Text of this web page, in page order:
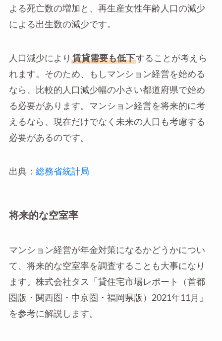
よる死亡数の増加と、再生産女性年齢人口の減少
による出生数の減少です。
人口減少により 賃貸需要も低下することが考えら
れます。そのため、もしマンション経営を始める
なら、比較的人口減少幅の小さい都道府県で始め
る必要があります。マンション経営を将来的に考
えるなら、現在だけでなく未来の人口も考慮する
必要があるのです。
出典： 総務省統計局
将来的な空室率
マンション経営が年金対策になるかどうかについ
て、将来的な空室率を調査することも大事になり
ます。株式会社タス「貸住宅市場レポート（首都
圏版・関西圏・中京圏・福岡県版）2021年11月」
を参考に解説します。